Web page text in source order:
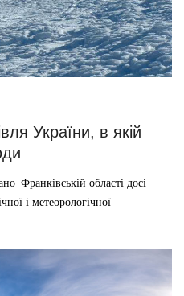
України, в якій
Франківській області досі
і метеорологічної